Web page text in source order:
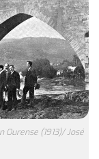
(1913)/ José